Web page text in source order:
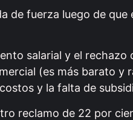
de fuerza luego de que
salarial y el rechazo
(es más barato y
y la falta de
reclamo de 22 por